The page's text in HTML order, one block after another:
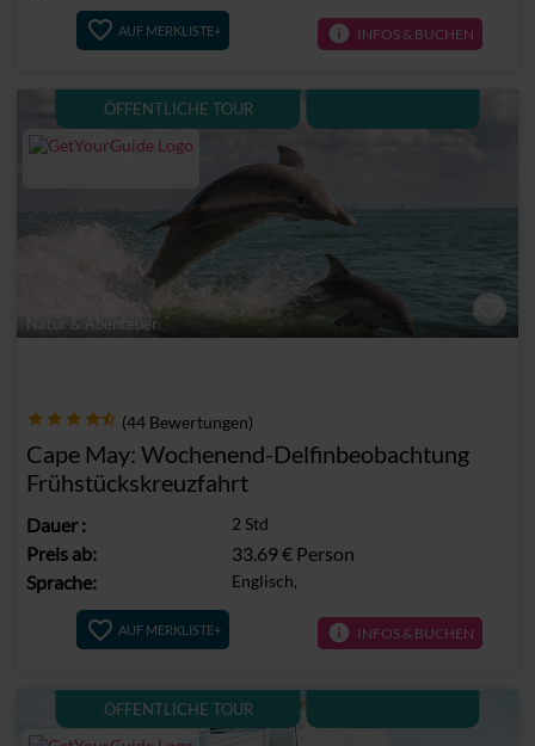
AUF MERKLISTE+ info INFOS & BUCHEN
Natur & Abenteuer
(44 Bewertungen)
Cape May: Wochenend-Delfinbeobachtung
Frühstückskreuzfahrt
Sprache:
Dauer:
Preis ab:
Englisch,
2 Std
33.69 € Person
AUF MERKLISTE+ info INFOS & BUCHEN
ÖFFENTLICHE TOUR
ÖFFENTLICHE TOUR